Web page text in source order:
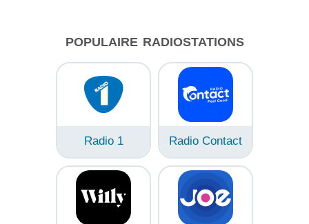
POPULAIRE RADIOSTATIONS
Radio 1 Radio Contact